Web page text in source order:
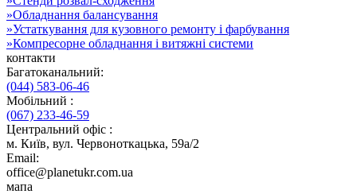
»Обладнання балансування
»Устаткування для кузовного ремонту і фарбування
»Компресорне обладнання і витяжні системи
контакти
Багатоканальний:
(044) 583-06-46
Мобільний :
(067) 233-46-59
Центральний офіс :
м. Київ, вул. Червоноткацька, 59а/2
Email:
office@planetukr.com.ua
мапа